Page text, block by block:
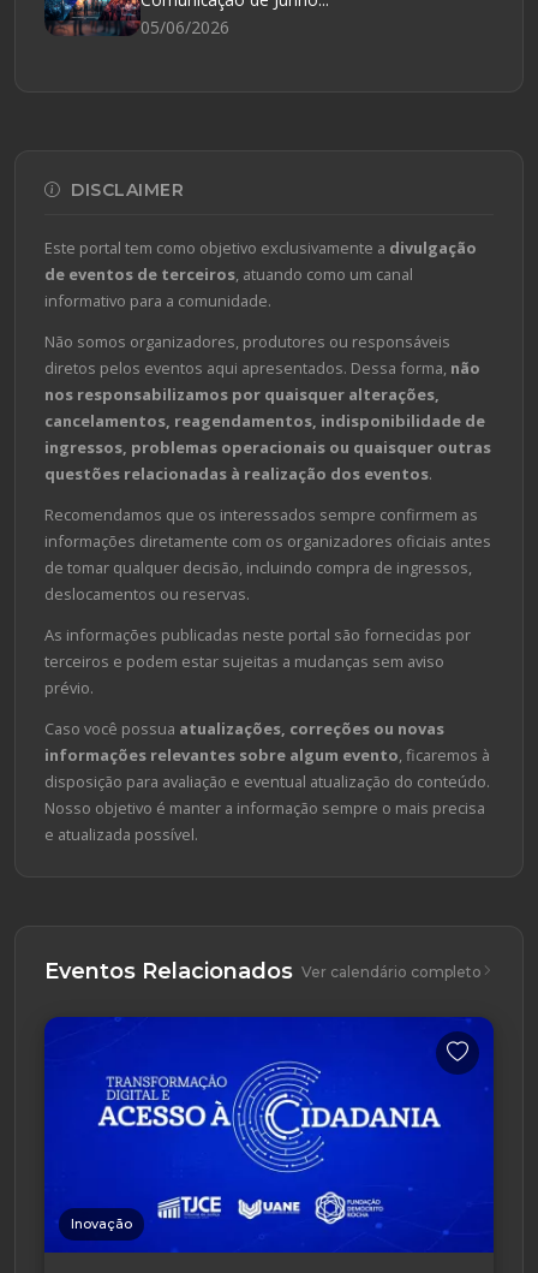
05/06/2026
DISCLAIMER
Este portal tem como objetivo exclusivamente a divulgação
de eventos de terceiros , atuando como um canal
informativo para a comunidade.
Não somos organizadores, produtores ou responsáveis
diretos pelos eventos aqui apresentados. Dessa forma, não
nos responsabilizamos por quaisquer alterações,
cancelamentos, reagendamentos, indisponibilidade de
ingressos, problemas operacionais ou quaisquer outras
questões relacionadas à realização dos eventos.
Recomendamos que os interessados sempre confirmem as
informações diretamente com os organizadores oficiais antes
de tomar qualquer decisão, incluindo compra de ingressos,
deslocamentos ou reservas.
As informações publicadas neste portal são fornecidas por
terceiros e podem estar sujeitas a mudanças sem aviso
prévio.
Caso você possua atualizações, correções ou novas
informações relevantes sobre algum evento , ficaremos à
disposição para avaliação e eventual atualização do conteúdo.
Nosso objetivo é manter a informação sempre o mais precisa
e atualizada possível.
Eventos Relacionados Ver calendário completo
Inovação